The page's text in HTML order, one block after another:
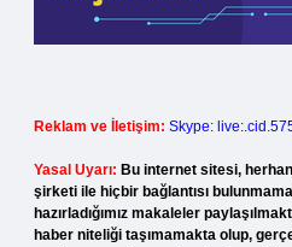
Reklam ve İletişim: Skype:
Yasal Uyarı: Bu internet sitesi,
şirketi ile hiçbir bağlantısı
hazırladığımız makaleler
haber niteliği taşımamakta olup,